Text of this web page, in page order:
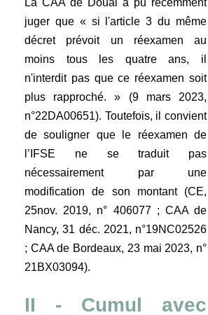
La CAA de Douai a pu récemment
juger que « si l'article 3 du même
décret prévoit un réexamen au
moins tous les quatre ans, il
n'interdit pas que ce réexamen soit
plus rapproché. » (9 mars 2023,
n°22DA00651). Toutefois, il convient
de souligner que le réexamen de
l’IFSE ne se traduit pas
nécessairement par une
modification de son montant (CE,
25nov. 2019, n° 406077 ; CAA de
Nancy, 31 déc. 2021, n°19NC02526
; CAA de Bordeaux, 23 mai 2023, n°
21BX03094).
II - Cumul avec